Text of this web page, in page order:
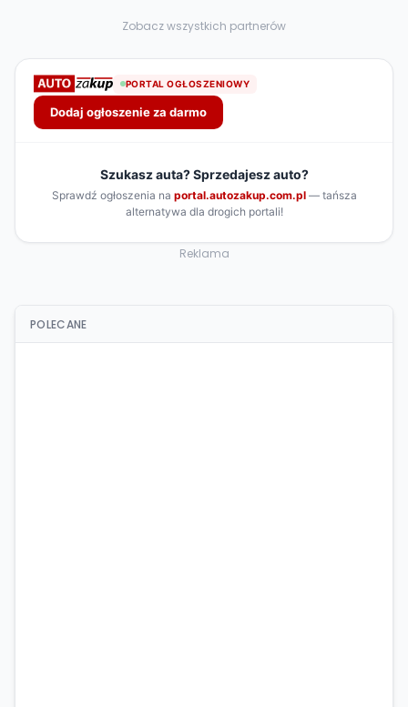
Zobacz wszystkich partnerów
Reklama
POLECANE